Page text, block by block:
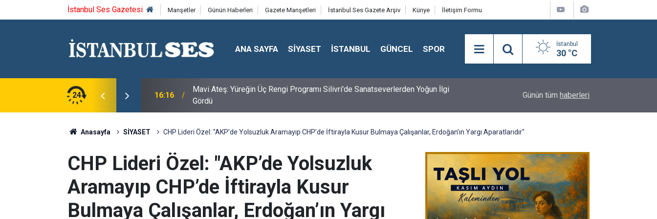
İstanbul Ses Gazetesi Manşetler Günün Haberleri Gazete Manşetleri İstanbul Ses Gazete Arşiv Künye İletişim Formu
ANA SAYFA SİYASET İSTANBUL GÜNCEL SPOR İstanbul
30 °C
24
TÜM HIZIYLA DEVAM EDİYOR 16:16
Mavi Ateş: Yüreğin Üç Rengi Programı Silivri'de Sanatseverlerden Yoğun İlgi
Gördü
YAZ BOYUNCA MAHALLELERDE GECE
Günün tüm haberleri
Anasayfa SİYASET CHP Lideri Özel: "AKP’de Yolsuzluk Aramayıp CHP’de İftirayla Kusur Bulmaya Çalışanlar, Erdoğan’ın Yargı Aparatlarıdır"
CHP Lideri Özel: "AKP’de Yolsuzluk
Aramayıp CHP’de İftirayla Kusur
Bulmaya Çalışanlar, Erdoğan’ın Yargı